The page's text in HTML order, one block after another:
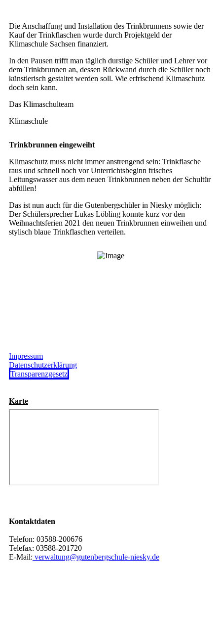
Die Anschaffung und Installation des Trinkbrunnens sowie der
Kauf der Trinkflaschen wurde durch Projektgeld der
Klimaschule Sachsen finanziert.
In den Pausen trifft man täglich durstige Schüler und Lehrer vor
dem Trinkbrunnen an, dessen Rückwand durch die Schüler noch
künstlerisch gestaltet werden soll. Wie erfrischend Klimaschutz
doch sein kann.
Das Klimaschulteam
Klimaschule
Trinkbrunnen eingeweiht
Klimaschutz muss nicht immer anstrengend sein: Trinkflasche
raus und schnell noch vor Unterrichtsbeginn frisches
Leitungswasser aus dem neuen Trinkbrunnen neben der Schultür
abfüllen!
Das ist nun auch für die Gutenbergschüler in Niesky möglich:
Der Schülersprecher Lukas Löbling konnte kurz vor den
Weihnachtsferien 2021 den neuen Trinkbrunnen einweihen und
stylisch blaue Trinkflaschen verteilen.
Impressum
Datenschutzerklärung
Transparenzgesetz
Karte
Kontaktdaten
Telefon: 03588-200676
Telefax: 03588-201720
E-Mail: verwaltung@gutenbergschule-niesky.de